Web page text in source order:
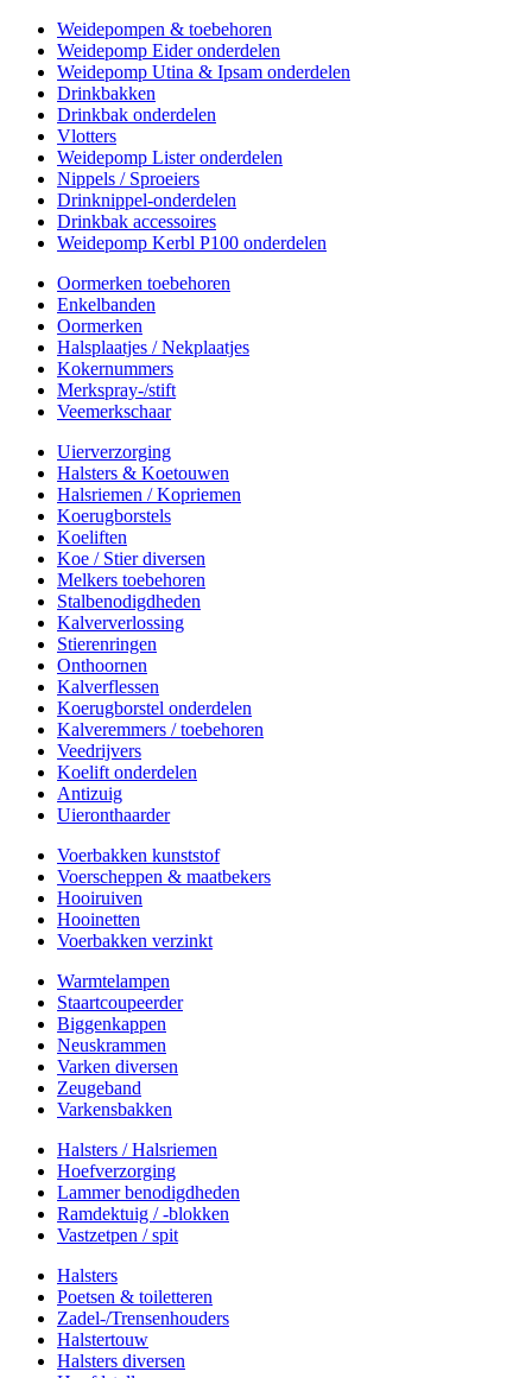
Weidepompen & toebehoren
Weidepomp Eider onderdelen
Weidepomp Utina & Ipsam onderdelen
Drinkbakken
Drinkbak onderdelen
Vlotters
Weidepomp Lister onderdelen
Nippels / Sproeiers
Drinknippel-onderdelen
Drinkbak accessoires
Weidepomp Kerbl P100 onderdelen
Oormerken toebehoren
Enkelbanden
Oormerken
Halsplaatjes / Nekplaatjes
Kokernummers
Merkspray-/stift
Veemerkschaar
Uierverzorging
Halsters & Koetouwen
Halsriemen / Kopriemen
Koerugborstels
Koeliften
Koe / Stier diversen
Melkers toebehoren
Stalbenodigdheden
Kalververlossing
Stierenringen
Onthoornen
Kalverflessen
Koerugborstel onderdelen
Kalveremmers / toebehoren
Veedrijvers
Koelift onderdelen
Antizuig
Uieronthaarder
Voerbakken kunststof
Voerscheppen & maatbekers
Hooiruiven
Hooinetten
Voerbakken verzinkt
Warmtelampen
Staartcoupeerder
Biggenkappen
Neuskrammen
Varken diversen
Zeugeband
Varkensbakken
Halsters / Halsriemen
Hoefverzorging
Lammer benodigdheden
Ramdektuig / -blokken
Vastzetpen / spit
Halsters
Poetsen & toiletteren
Zadel-/Trensenhouders
Halstertouw
Halsters diversen